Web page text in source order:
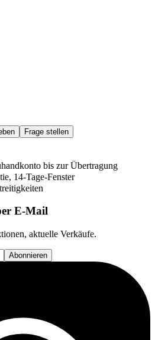
Frage stellen
bis zur Übertragung
14-Tage-Fenster
E-Mail
aktuelle Verkäufe.
Abonnieren